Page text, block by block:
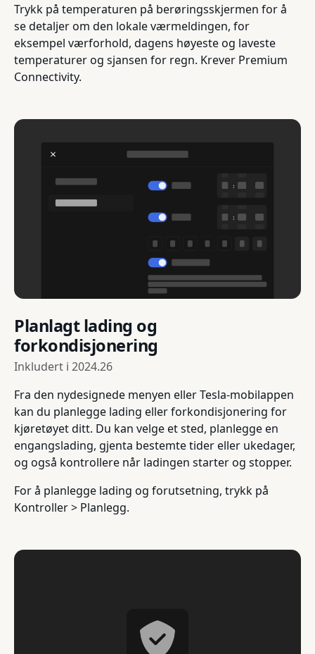
Trykk på temperaturen på berøringsskjermen for å
se detaljer om den lokale værmeldingen, for
eksempel værforhold, dagens høyeste og laveste
temperaturer og sjansen for regn. Krever Premium
Connectivity.
Planlagt lading og
forkondisjonering
Inkludert i 2024.26
Fra den nydesignede menyen eller Tesla-mobilappen
kan du planlegge lading eller forkondisjonering for
kjøretøyet ditt. Du kan velge et sted, planlegge en
engangslading, gjenta bestemte tider eller ukedager,
og også kontrollere når ladingen starter og stopper.
For å planlegge lading og forutsetning, trykk på
Kontroller > Planlegg.